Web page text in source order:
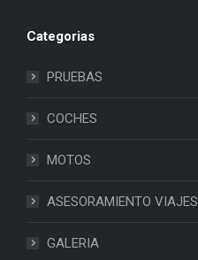
Categorias
PRUEBAS
COCHES
MOTOS
ASESORAMIENTO VIAJES
GALERIA